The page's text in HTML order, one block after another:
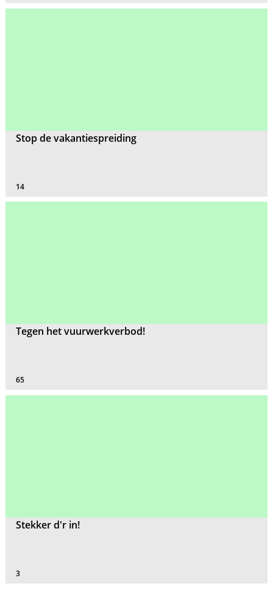
Stop de vakantiespreiding
14
Tegen het vuurwerkverbod!
65
Stekker d'r in!
3